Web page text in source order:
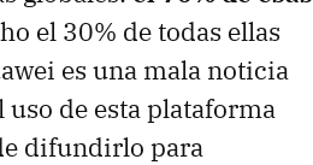
el 30% de todas ellas
es una mala noticia
de esta plataforma
difundirlo para